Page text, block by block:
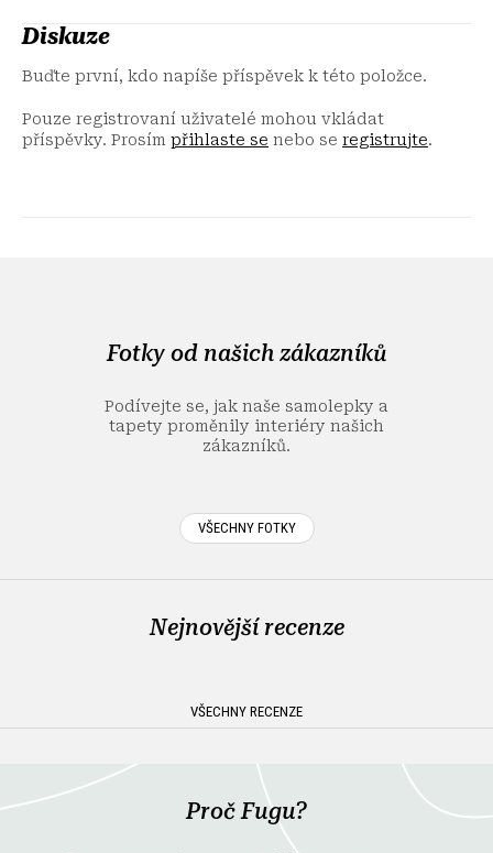
Diskuze
Buďte první, kdo napíše příspěvek k této položce.
Pouze registrovaní uživatelé mohou vkládat
příspěvky. Prosím přihlaste se nebo se registrujte.
Fotky od našich zákazníků
Podívejte se, jak naše samolepky a
tapety proměnily interiéry našich
zákazníků.
VŠECHNY FOTKY
Nejnovější recenze
VŠECHNY RECENZE
Proč Fugu?